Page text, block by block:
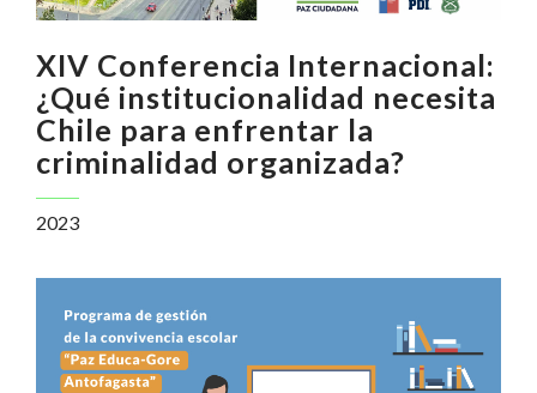
XIV Conferencia Internacional:
¿Qué institucionalidad necesita
Chile para enfrentar la
criminalidad organizada?
2023